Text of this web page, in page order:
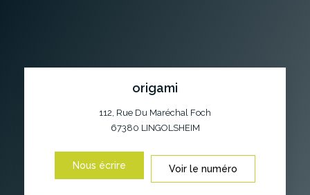
origami
112, Rue Du Maréchal Foch
67380 LINGOLSHEIM
Nous écrire Voir le numéro